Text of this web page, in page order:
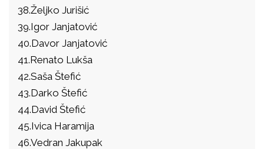
38.Željko Jurišić
39.Igor Janjatović
40.Davor Janjatović
41.Renato Lukša
42.Saša Štefić
43.Darko Štefić
44.David Štefić
45.Ivica Haramija
46.Vedran Jakupak